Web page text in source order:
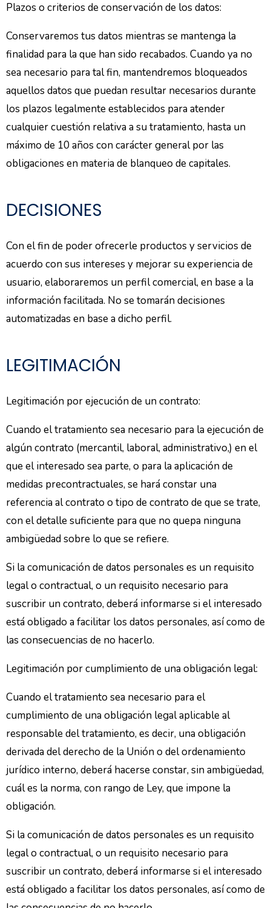
Plazos o criterios de conservación de los datos:
Conservaremos tus datos mientras se mantenga la
finalidad para la que han sido recabados. Cuando ya no
sea necesario para tal fin, mantendremos bloqueados
aquellos datos que puedan resultar necesarios durante
los plazos legalmente establecidos para atender
cualquier cuestión relativa a su tratamiento, hasta un
máximo de 10 años con carácter general por las
obligaciones en materia de blanqueo de capitales.
DECISIONES
Con el fin de poder ofrecerle productos y servicios de
acuerdo con sus intereses y mejorar su experiencia de
usuario, elaboraremos un perfil comercial, en base a la
información facilitada. No se tomarán decisiones
automatizadas en base a dicho perfil.
LEGITIMACIÓN
Legitimación por ejecución de un contrato:
Cuando el tratamiento sea necesario para la ejecución de
algún contrato (mercantil, laboral, administrativo,) en el
que el interesado sea parte, o para la aplicación de
medidas precontractuales, se hará constar una
referencia al contrato o tipo de contrato de que se trate,
con el detalle suficiente para que no quepa ninguna
ambigüedad sobre lo que se refiere.
Si la comunicación de datos personales es un requisito
legal o contractual, o un requisito necesario para
suscribir un contrato, deberá informarse si el interesado
está obligado a facilitar los datos personales, así como de
las consecuencias de no hacerlo.
Legitimación por cumplimiento de una obligación legal:
Cuando el tratamiento sea necesario para el
cumplimiento de una obligación legal aplicable al
responsable del tratamiento, es decir, una obligación
derivada del derecho de la Unión o del ordenamiento
jurídico interno, deberá hacerse constar, sin ambigüedad,
cuál es la norma, con rango de Ley, que impone la
obligación.
Si la comunicación de datos personales es un requisito
legal o contractual, o un requisito necesario para
suscribir un contrato, deberá informarse si el interesado
está obligado a facilitar los datos personales, así como de